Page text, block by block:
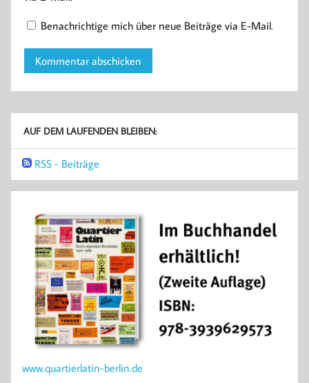
Benachrichtige mich über neue Beiträge via E-Mail.
AUF DEM LAUFENDEN BLEIBEN:
RSS - Beiträge
www.quartierlatin-berlin.de